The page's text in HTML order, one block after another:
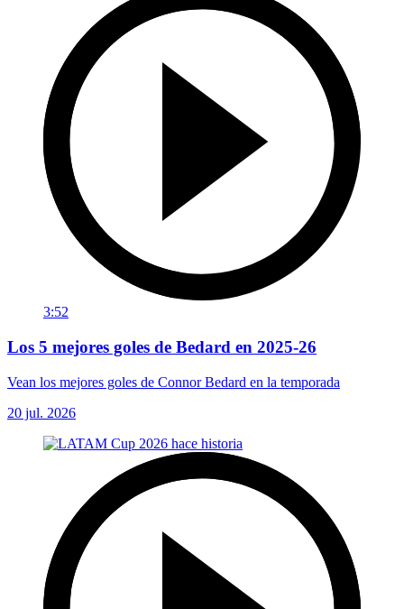
3:52
Los 5 mejores goles de Bedard en 2025-26
Vean los mejores goles de Connor Bedard en la temporada
20 jul. 2026